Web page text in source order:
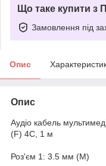
Що таке купити з
Замовлення під
Опис
Опис
Аудіо кабель
(F) 4С, 1 м
Роз'єм 1: 3.5 мм (M)